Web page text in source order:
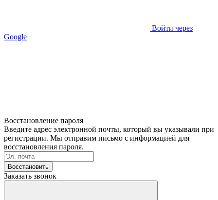
Войти через
Google
Восстановление пароля
Введите адрес электронной почты, который вы указывали при
регистрации. Мы отправим письмо с информацией для
восстановления пароля.
Восстановить
Заказать звонок